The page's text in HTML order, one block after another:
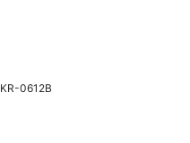
0612B